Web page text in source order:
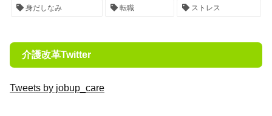
身だしなみ 転職 ストレス
介護改革Twitter
Tweets by jobup_care